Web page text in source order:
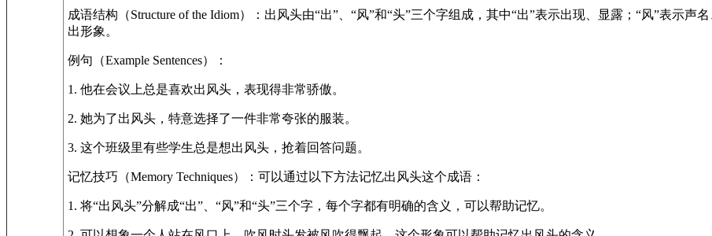
成语结构（Structure of the Idiom）：出风头由“出”、“风”和“头”三个字组成，其中“出”表示出现、显露；“风”表示
出形象。
例句（Example Sentences）：
1. 他在会议上总是喜欢出风头，表现得非常骄傲。
2. 她为了出风头，特意选择了一件非常夸张的服装。
3. 这个班级里有些学生总是想出风头，抢着回答问题。
记忆技巧（Memory Techniques）：可以通过以下方法记忆出风头这个成语：
1. 将“出风头”分解成“出”、“风”和“头”三个字，每个字都有明确的含义，可以帮助记忆。